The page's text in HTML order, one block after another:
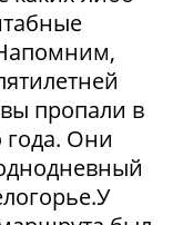
пропали в
года. Они